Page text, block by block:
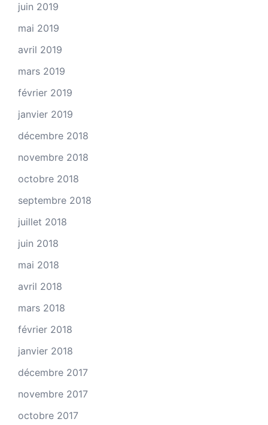
juin 2019
mai 2019
avril 2019
mars 2019
février 2019
janvier 2019
décembre 2018
novembre 2018
octobre 2018
septembre 2018
juillet 2018
juin 2018
mai 2018
avril 2018
mars 2018
février 2018
janvier 2018
décembre 2017
novembre 2017
octobre 2017